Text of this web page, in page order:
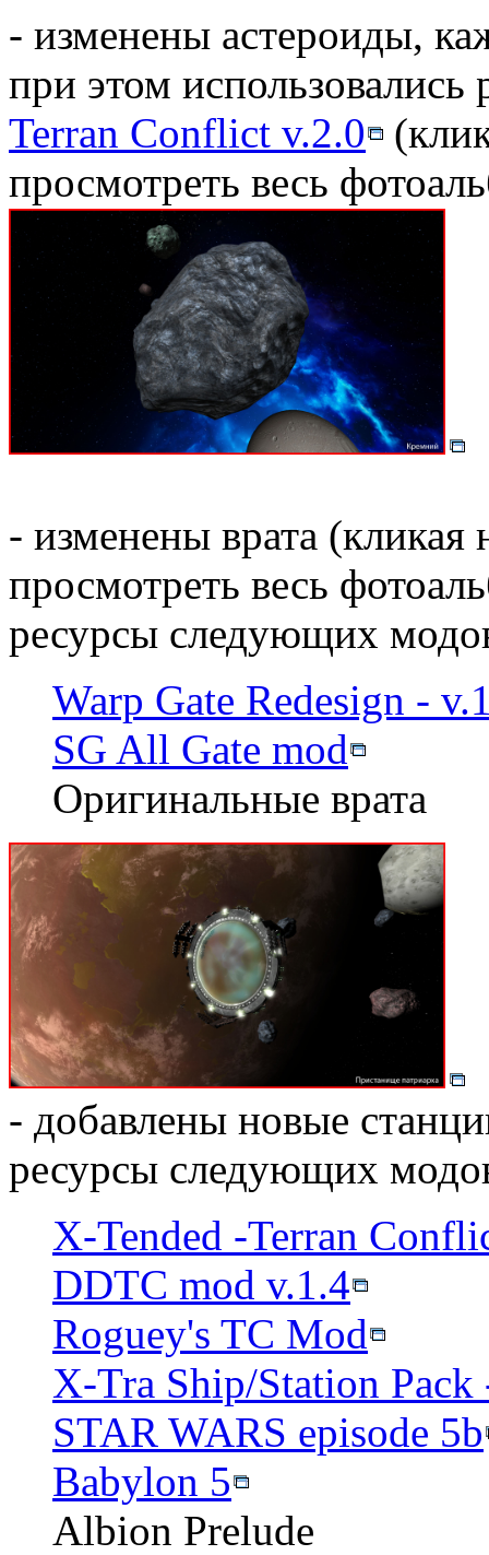
- изменены астероиды,
при этом
Terran Conflict v.2.0
просмотреть весь
- изменены врата (кликая
просмотреть весь
ресурсы следующих
Warp Gate Redesign -
SG All Gate mod
Оригинальные врата
- добавлены новые
ресурсы следующих
X-Tended -Terran
DDTC mod v.1.4
Roguey's TC Mod
X-Tra Ship/Station Pack
STAR WARS episode 5b
Babylon 5
Albion Prelude